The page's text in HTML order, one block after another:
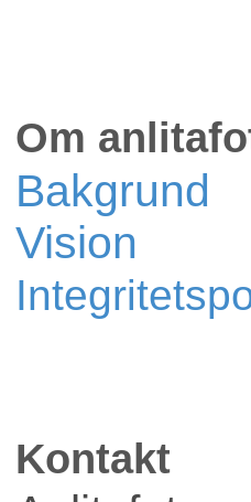
Om
Bakgrund
Vision
Kontakt